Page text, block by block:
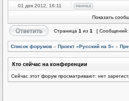
01 дек 2012, 16:11
Показать
Страница 1 из 1 [ Сообщений:
Список форумов » Проект «Русский на 5» »
Кто сейчас на конференции
Сейчас этот форум просматривают: нет